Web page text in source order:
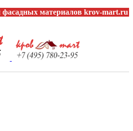
материалов krov-mart.ru